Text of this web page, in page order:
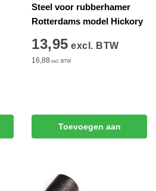
Steel voor rubberhamer
Rotterdams model Hickory
13,95 excl. BTW
16,88 incl. BTW
Toevoegen aan